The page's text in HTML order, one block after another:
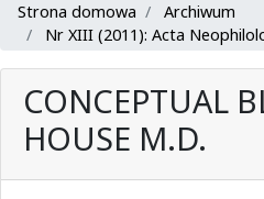
Strona domowa
Archiwum
Nr XIII (2011): Acta
CONCEPTUAL
HOUSE M.D.